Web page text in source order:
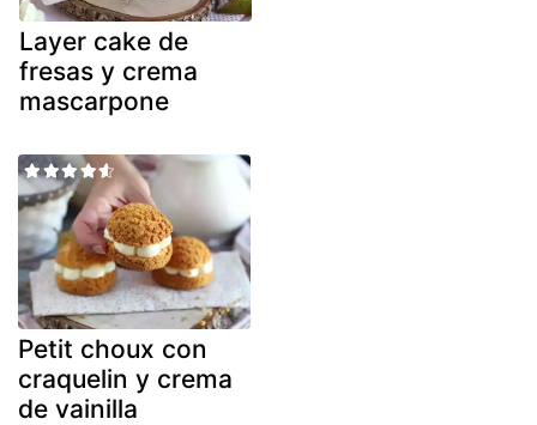
Layer cake de
fresas y crema
mascarpone
Petit choux con
craquelin y crema
de vainilla